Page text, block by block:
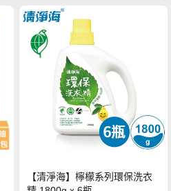
【清淨海】檸檬系列環保洗衣